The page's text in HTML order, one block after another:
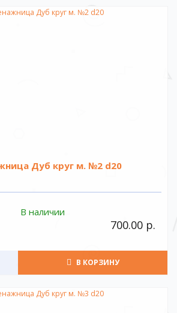
Дуб круг м. №2 d20
В наличии
700.00 р.
В КОРЗИНУ